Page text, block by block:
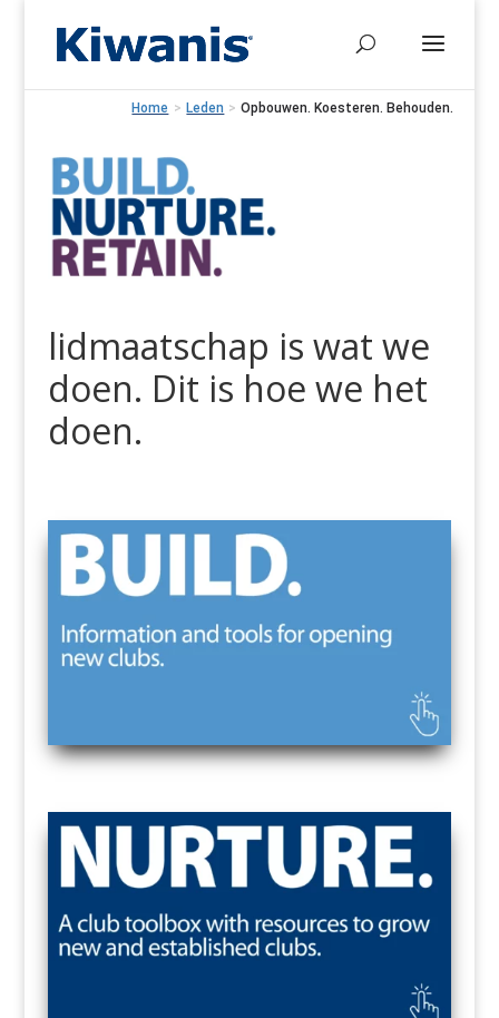
Home > Leden > Opbouwen. Koesteren. Behouden.
lidmaatschap is wat we
doen. Dit is hoe we het
doen.